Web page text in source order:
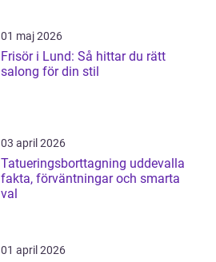
01 maj 2026
Frisör i Lund: Så hittar du rätt
salong för din stil
03 april 2026
Tatueringsborttagning uddevalla
fakta, förväntningar och smarta
val
01 april 2026